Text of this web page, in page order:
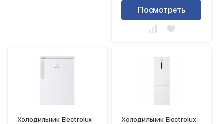
Посмотреть
Холодильник Electrolux
Холодильник Electrolux